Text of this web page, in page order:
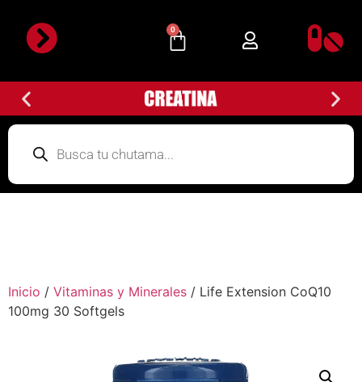
0
Inicio / Vitaminas y Minerales / Life Extension CoQ10
100mg 30 Softgels